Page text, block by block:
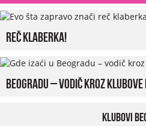
reč klaberka!
Beogradu – vodič kroz klubove
Klubovi